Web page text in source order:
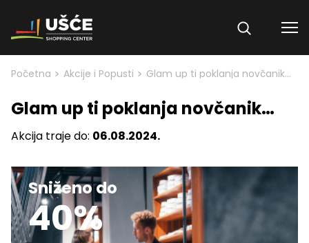
Skip to content
Početna > Akcije i Popusti > Glam up ti poklanja novčanik…
Glam up ti poklanja novčanik…
Akcija traje do: 06.08.2024.
Sniženo do
40%